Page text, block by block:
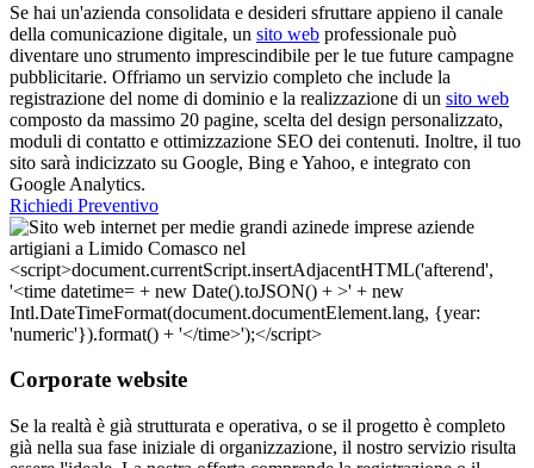
Se hai un'azienda consolidata e desideri sfruttare appieno il canale
della comunicazione digitale, un sito web professionale può
diventare uno strumento imprescindibile per le tue future campagne
pubblicitarie. Offriamo un servizio completo che include la
registrazione del nome di dominio e la realizzazione di un sito web
composto da massimo 20 pagine, scelta del design personalizzato,
moduli di contatto e ottimizzazione SEO dei contenuti. Inoltre, il tuo
sito sarà indicizzato su Google, Bing e Yahoo, e integrato con
Google Analytics.
Richiedi Preventivo
Corporate website
Se la realtà è già strutturata e operativa, o se il progetto è completo
già nella sua fase iniziale di organizzazione, il nostro servizio risulta